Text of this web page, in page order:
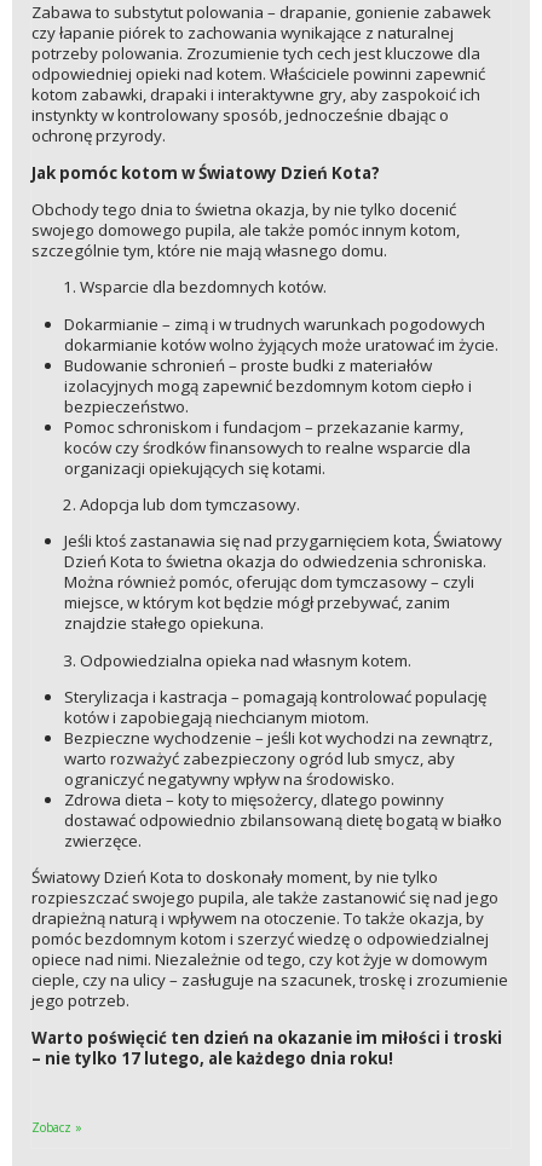
Zabawa to substytut polowania – drapanie, gonienie zabawek
czy łapanie piórek to zachowania wynikające z naturalnej
potrzeby polowania. Zrozumienie tych cech jest kluczowe dla
odpowiedniej opieki nad kotem. Właściciele powinni zapewnić
kotom zabawki, drapaki i interaktywne gry, aby zaspokoić ich
instynkty w kontrolowany sposób, jednocześnie dbając o
ochronę przyrody.
Jak pomóc kotom w Światowy Dzień Kota?
Obchody tego dnia to świetna okazja, by nie tylko docenić
swojego domowego pupila, ale także pomóc innym kotom,
szczególnie tym, które nie mają własnego domu.
Wsparcie dla bezdomnych kotów.
Dokarmianie – zimą i w trudnych warunkach pogodowych
dokarmianie kotów wolno żyjących może uratować im życie.
Budowanie schronień – proste budki z materiałów
izolacyjnych mogą zapewnić bezdomnym kotom ciepło i
bezpieczeństwo.
Pomoc schroniskom i fundacjom – przekazanie karmy,
koców czy środków finansowych to realne wsparcie dla
organizacji opiekujących się kotami.
Adopcja lub dom tymczasowy.
Jeśli ktoś zastanawia się nad przygarnięciem kota, Światowy
Dzień Kota to świetna okazja do odwiedzenia schroniska.
Można również pomóc, oferując dom tymczasowy – czyli
miejsce, w którym kot będzie mógł przebywać, zanim
znajdzie stałego opiekuna.
Odpowiedzialna opieka nad własnym kotem.
Sterylizacja i kastracja – pomagają kontrolować populację
kotów i zapobiegają niechcianym miotom.
Bezpieczne wychodzenie – jeśli kot wychodzi na zewnątrz,
warto rozważyć zabezpieczony ogród lub smycz, aby
ograniczyć negatywny wpływ na środowisko.
Zdrowa dieta – koty to mięsożercy, dlatego powinny
dostawać odpowiednio zbilansowaną dietę bogatą w białko
zwierzęce.
Światowy Dzień Kota to doskonały moment, by nie tylko
rozpieszczać swojego pupila, ale także zastanowić się nad jego
drapieżną naturą i wpływem na otoczenie. To także okazja, by
pomóc bezdomnym kotom i szerzyć wiedzę o odpowiedzialnej
opiece nad nimi. Niezależnie od tego, czy kot żyje w domowym
cieple, czy na ulicy – zasługuje na szacunek, troskę i zrozumienie
jego potrzeb.
Warto poświęcić ten dzień na okazanie im miłości i troski
– nie tylko 17 lutego, ale każdego dnia roku!
Zobacz »